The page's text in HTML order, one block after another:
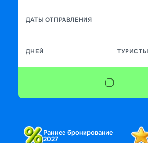
ДАТЫ ОТПРАВЛЕНИЯ
ДНЕЙ ТУРИСТЫ
Раннее бронирование
2027